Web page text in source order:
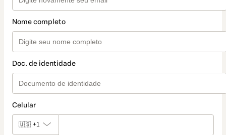
Nome completo
Doc. de identidade
Celular
🇺🇸 +1